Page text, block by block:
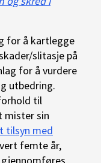
for å kartlegge
slitasje på
for å vurdere
utbedring.
til
mister sin
tilsyn med
femte år,